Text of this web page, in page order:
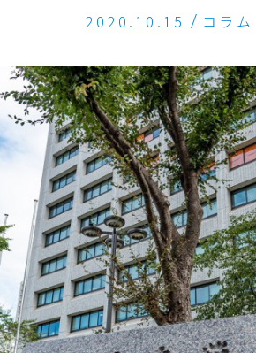
2020.10.15 コラム